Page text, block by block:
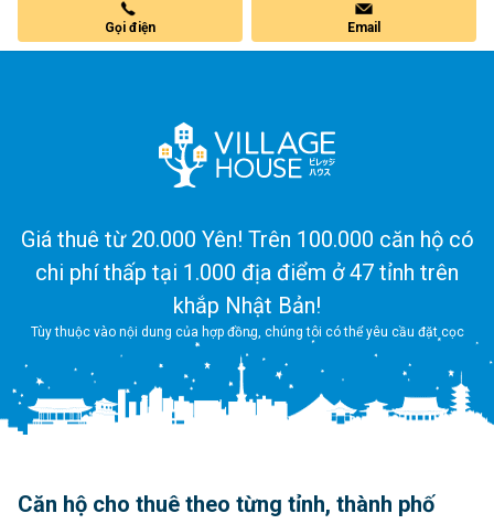
Gọi điện Email
Giá thuê từ 20.000 Yên! Trên 100.000 căn hộ có
chi phí thấp tại 1.000 địa điểm ở 47 tỉnh trên
khắp Nhật Bản!
Tùy thuộc vào nội dung của hợp đồng, chúng tôi có thể yêu cầu đặt cọc
Căn hộ cho thuê theo từng tỉnh, thành phố